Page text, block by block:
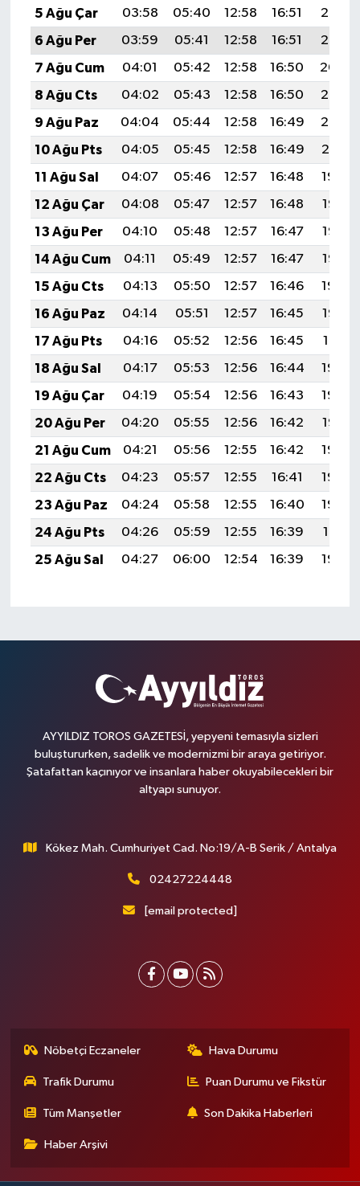
5 Ağu Çar 03:58 05:40 12:58 16:51
20:07
6 Ağu Per
03:59 05:41 12:58 16:51
20:05
7 Ağu Cum
04:01 05:42 12:58 16:50
20:04
8 Ağu Cts
04:02 05:43 12:58 16:50
20:03
9 Ağu Paz
04:04 05:44 12:58 16:49
20:02
10 Ağu Pts
04:05 05:45 12:58 16:49
20:01
11 Ağu Sal
04:07 05:46 12:57 16:48
19:59
12 Ağu Çar
04:08 05:47 12:57 16:48
19:58
13 Ağu Per
04:10 05:48 12:57 16:47
19:57
14 Ağu Cum
04:11 05:49 12:57 16:47
19:55
15 Ağu Cts
04:13 05:50 12:57 16:46
19:54
16 Ağu Paz
04:14 05:51 12:57 16:45
19:52
17 Ağu Pts
04:16 05:52 12:56 16:45
19:51
18 Ağu Sal
04:17 05:53 12:56 16:44
19:50
19 Ağu Çar
04:19 05:54 12:56 16:43
19:48
20 Ağu Per
04:20 05:55 12:56 16:42
19:47
21 Ağu Cum
04:21 05:56 12:55 16:42
19:45
22 Ağu Cts
04:23 05:57 12:55 16:41
19:44
23 Ağu Paz
04:24 05:58 12:55 16:40
19:42
24 Ağu Pts
04:26 05:59 12:55 16:39
19:41
25 Ağu Sal
04:27 06:00 12:54 16:39 19:39
AYYILDIZ TOROS GAZETESİ, yepyeni temasıyla sizleri
buluştururken, sadelik ve modernizmi bir araya getiriyor.
Şatafattan kaçınıyor ve insanlara haber okuyabilecekleri bir
altyapı sunuyor.
Kökez Mah. Cumhuriyet Cad. No:19/A-B Serik / Antalya
02427224448
[email protected]
Nöbetçi Eczaneler Hava Durumu
Trafik Durumu Puan Durumu ve Fikstür
Tüm Manşetler Son Dakika Haberleri
Haber Arşivi